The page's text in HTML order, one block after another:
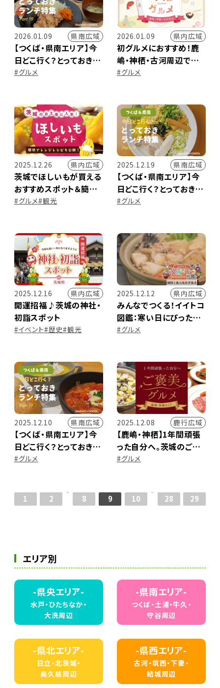
2026.01.09 県南広域
【つくば・県南エリア】今
日どこ行く？とっておきラ
ンチ特集 ～Part.19～
#グルメ
2026.01.09 県内広域
初グルメにおすすめ！鹿
嶋・神栖・古河周辺で味
わう満足度◎の万福グル
#グルメ
2025.12.26 県内広域
茨城でほしいもが買える
おすすめスポット＆簡単
アレンジレシピ
#グルメ#観光
2025.12.19 県南広域
【つくば・県南エリア】今
日どこ行く？とっておきラ
ンチ特集 ～Part.18～
#グルメ
2025.12.16 県内広域
開運招福♪茨城の神社・
初詣スポット
#イベント#歴史#観光
2025.12.12 県内広域
みんなでつくる！イイトコ
図鑑：寒い日にぴったり！
茨城の“あったかグル
#グルメ
2025.12.10 県南広域
【つくば・県南エリア】今
日どこ行く？とっておきラ
ンチ特集 ～Part.17～
#グルメ
2025.12.08 鹿行広域
【鹿嶋・神栖】1年間頑張
った自分へ。茨城のご褒
美グルメセレクション
#グルメ
1 2 8 9 10 28 29
エリア別
-県央エリア-
水戸・ひたちなか・
大洗周辺
-県南エリア-
つくば・土浦・牛久・
守谷周辺
-県北エリア-
日立・北茨城・
奥久慈周辺
-県西エリア-
古河・筑西・下妻・
結城周辺